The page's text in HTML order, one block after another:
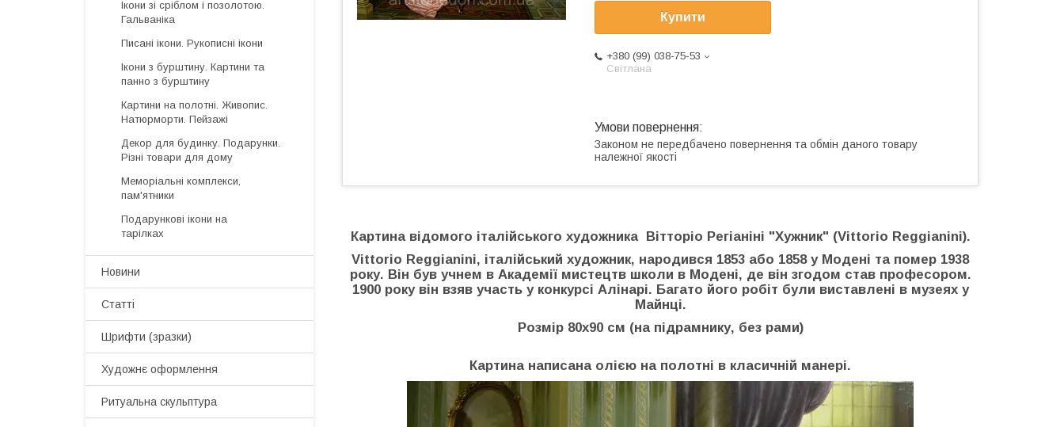
Купити
+380 (99) 038-75-53
Світлана
Законом не передбачено повернення та обмін даного товару
належної якості
Картина відомого італійського художника Вітторіо Регіаніні "Хужник" (Vittorio Reggianini).
Vittorio Reggianini, італійський художник, народився 1853 або 1858 у Модені та помер 1938
року. Він був учнем в Академії мистецтв школи в Модені, де він згодом став професором.
1900 року він взяв участь у конкурсі Алінарі. Багато його робіт були виставлені в музеях у
Майнці.
Розмір 80х90 см (на підрамнику, без рами)
Картина написана олією на полотні в класичній манері.
Ікони зі сріблом і позолотою.
Гальваніка
Писані ікони. Рукописні ікони
Ікони з бурштину. Картини та
панно з бурштину
Картини на полотні. Живопис.
Натюрморти. Пейзажі
Декор для будинку. Подарунки.
Різні товари для дому
Меморіальні комплекси,
пам'ятники
Подарункові ікони на
тарілках
Новини
Статті
Шрифти (зразки)
Художнє оформлення
Ритуальна скульптура